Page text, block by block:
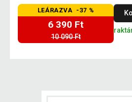
LEÁRAZVA -37 %
6 390 Ft
10 090 Ft